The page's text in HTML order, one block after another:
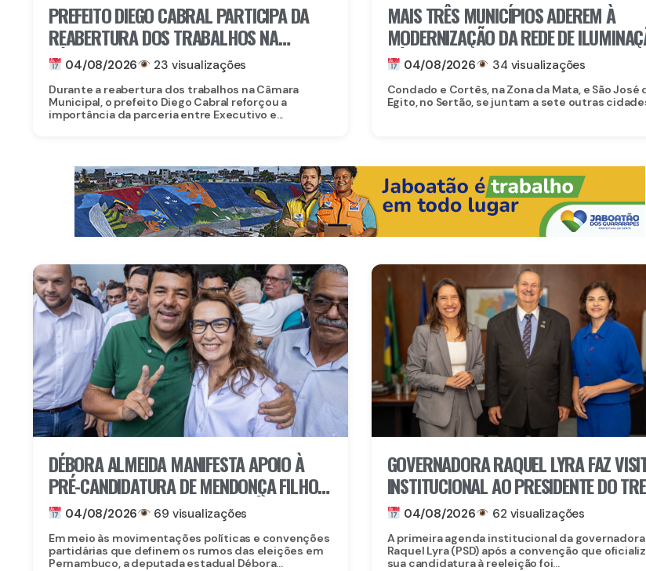
PREFEITO DIEGO CABRAL PARTICIPA DA
REABERTURA DOS TRABALHOS NA
CÂMARA MUNICIPAL DE CAMARAGIBE E
DESTACA AVANÇOS DA GESTÃO
04/08/2026 23 visualizações
Durante a reabertura dos trabalhos na Câmara
Municipal, o prefeito Diego Cabral reforçou a
importância da parceria entre Executivo e...
MAIS TRÊS MUNICÍPIOS ADEREM À
MODERNIZAÇÃO DA REDE DE
PÚBLICA COM O ILUMINA PERNAMBUCO
04/08/2026 34 visualizações
Condado e Cortês, na Zona da Mata, e São José
Egito, no Sertão, se juntam a sete outras
DÉBORA ALMEIDA MANIFESTA APOIO À
PRÉ-CANDIDATURA DE MENDONÇA FILHO
AO SENADO E DESTACA TRAJETÓRIA DO
PARLAMENTAR
04/08/2026 69 visualizações
Em meio às movimentações políticas e convenções
partidárias que definem os rumos das eleições em
Pernambuco, a deputada estadual Débora...
GOVERNADORA RAQUEL LYRA FAZ
INSTITUCIONAL AO PRESIDENTE DO
04/08/2026 62 visualizações
A primeira agenda institucional da governadora
Raquel Lyra (PSD) após a convenção que
sua candidatura à reeleição foi...